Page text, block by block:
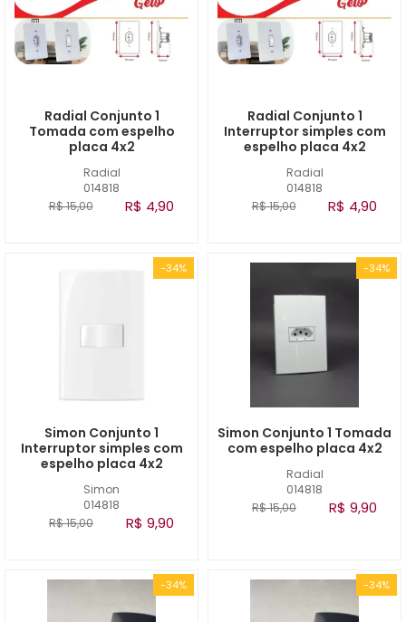
MAIOR PREÇO
Radial
014818
Radial Conjunto 1
Tomada com espelho
placa 4x2
R$ 15,00 R$ 4,90
Radial
014818
Radial Conjunto 1
Interruptor simples com
espelho placa 4x2
R$ 15,00 R$ 4,90
-34%
Simon
014818
Simon Conjunto 1
Interruptor simples com
espelho placa 4x2
R$ 15,00 R$ 9,90
-34%
Radial
014818
Simon Conjunto 1 Tomada
com espelho placa 4x2
R$ 15,00 R$ 9,90
-34% -34%